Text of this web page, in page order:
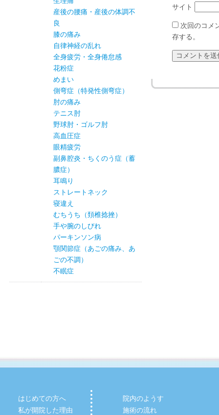
サイト
次回のコメ
存する。
産後の腰痛・産後の体調不
良
膝の痛み
自律神経の乱れ
全身疲労・全身倦怠感
花粉症
めまい
側弯症（特発性側弯症）
肘の痛み
テニス肘
野球肘・ゴルフ肘
高血圧症
眼精疲労
副鼻腔炎・ちくのう症（蓄
膿症）
耳鳴り
ストレートネック
寝違え
むちうち（頚椎捻挫）
手や腕のしびれ
パーキンソン病
顎関節症（あごの痛み、あ
ごの不調）
不眠症
はじめての方へ
私が開院した理由
院内のようす
施術の流れ